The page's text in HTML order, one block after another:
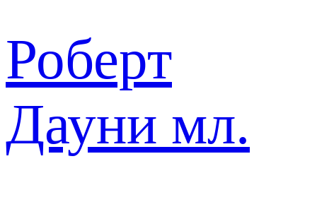
Роберт
Дауни мл.